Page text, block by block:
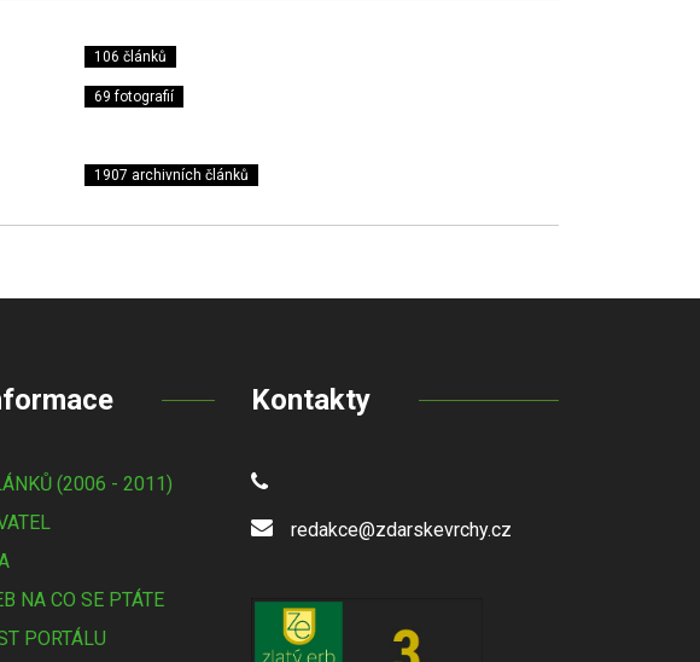
106 článků
69 fotografií
1907 archivních článků
(2006 - 2011)
NA CO SE PTÁTE
PORTÁLU
Kontakty
redakce@zdarskevrchy.cz